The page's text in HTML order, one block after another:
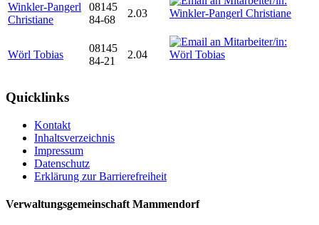
Winkler-Pangerl
Christiane
08145
84-68
2.03
Wörl Tobias
08145
84-21
2.04
Quicklinks
Kontakt
Inhaltsverzeichnis
Impressum
Datenschutz
Erklärung zur Barrierefreiheit
Verwaltungsgemeinschaft Mammendorf